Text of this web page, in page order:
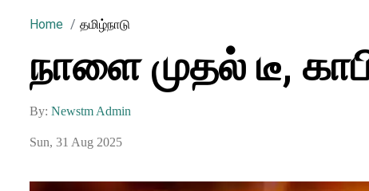
Home தமிழ்நாடு
நாளை முதல் டீ,
By: Newstm Admin
Sun, 31 Aug 2025